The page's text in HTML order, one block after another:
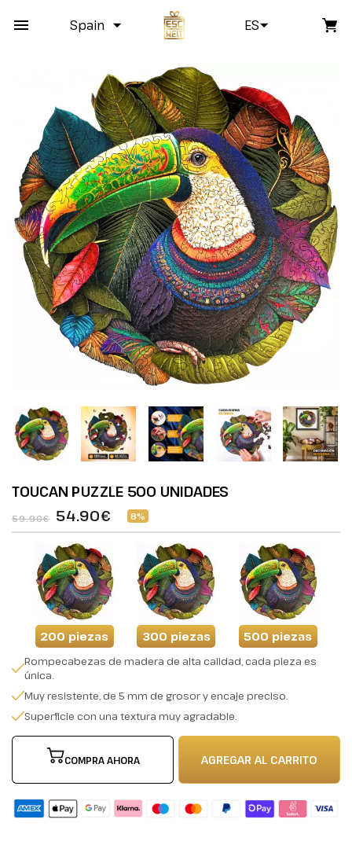
Spain ES
TOUCAN PUZZLE 500 UNIDADES
59.90€ 54.90€ 8%
200 piezas 300 piezas 500 piezas
Rompecabezas de madera de alta calidad, cada pieza es
única.
Muy resistente, de 5 mm de grosor y encaje preciso.
Superficie con una textura muy agradable.
COMPRA AHORA AGREGAR AL CARRITO